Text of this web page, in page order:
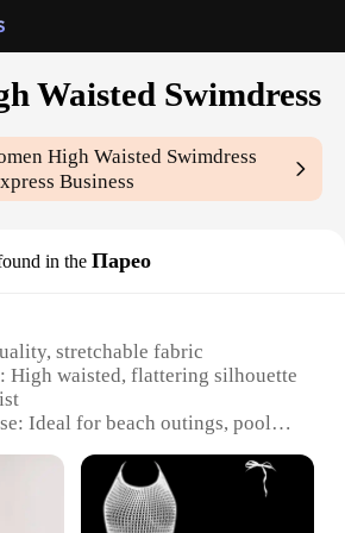
Waisted Swimdress
High Waisted Swimdress
Business
in the Парео
stretchable fabric
High waisted, flattering silhouette
Ideal for beach outings, pool
Property: Quick-drying, chlorine-
protection
Comes with a matching